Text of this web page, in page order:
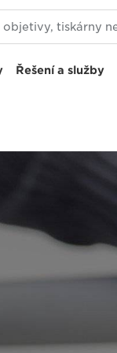
Řešení a služby